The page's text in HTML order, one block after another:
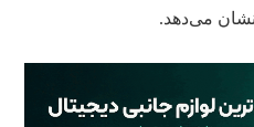
می‌دهد.